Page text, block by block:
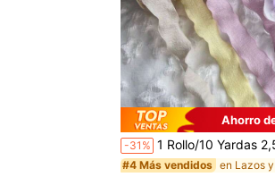
Ahorro
-31% 1 Rollo/10 Yardas 2,5 cm Cinta de burbujas arrugada, cinta con borde hecho a mano, cinta para ramos de flores, cinta para cajas de
#4 Más vendidos